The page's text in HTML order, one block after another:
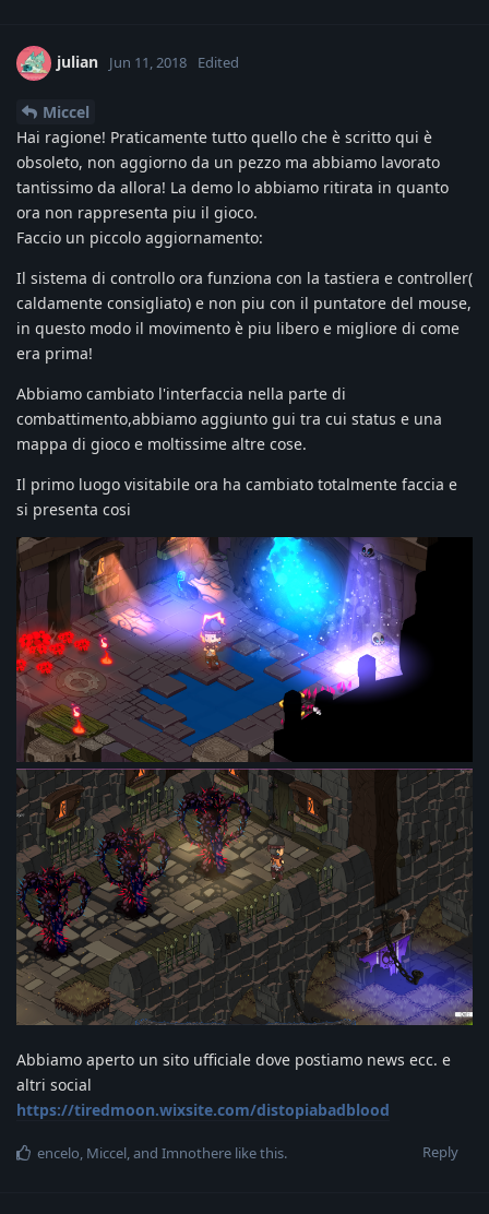
julian Jun 11, 2018 Edited
Miccel
Hai ragione! Praticamente tutto quello che è scritto qui è
obsoleto, non aggiorno da un pezzo ma abbiamo lavorato
tantissimo da allora! La demo lo abbiamo ritirata in quanto
ora non rappresenta piu il gioco.
Faccio un piccolo aggiornamento:
Il sistema di controllo ora funziona con la tastiera e controller(
caldamente consigliato) e non piu con il puntatore del mouse,
in questo modo il movimento è piu libero e migliore di come
era prima!
Abbiamo cambiato l'interfaccia nella parte di
combattimento,abbiamo aggiunto gui tra cui status e una
mappa di gioco e moltissime altre cose.
Il primo luogo visitabile ora ha cambiato totalmente faccia e
si presenta cosi
Abbiamo aperto un sito ufficiale dove postiamo news ecc. e
altri social
https://tiredmoon.wixsite.com/distopiabadblood
Reply
encelo, Miccel, and Imnothere like this.